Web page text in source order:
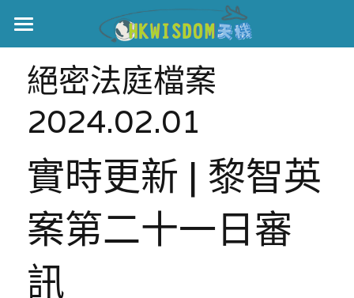
主頁
世界盃
伊美戰爭
黎智英案
美西媒體謊言實錄
宏福‧革新
港聞
絕密法庭檔案
2024.02.01
實時更新 | 黎智英
案第二十一日審
訊